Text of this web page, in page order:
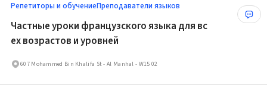
Репетиторы и обучениеПреподаватели языков
Частные уроки французского языка для вс
ех возрастов и уровней
607 Mohammed Bin Khalifa St - Al Manhal - W15 02